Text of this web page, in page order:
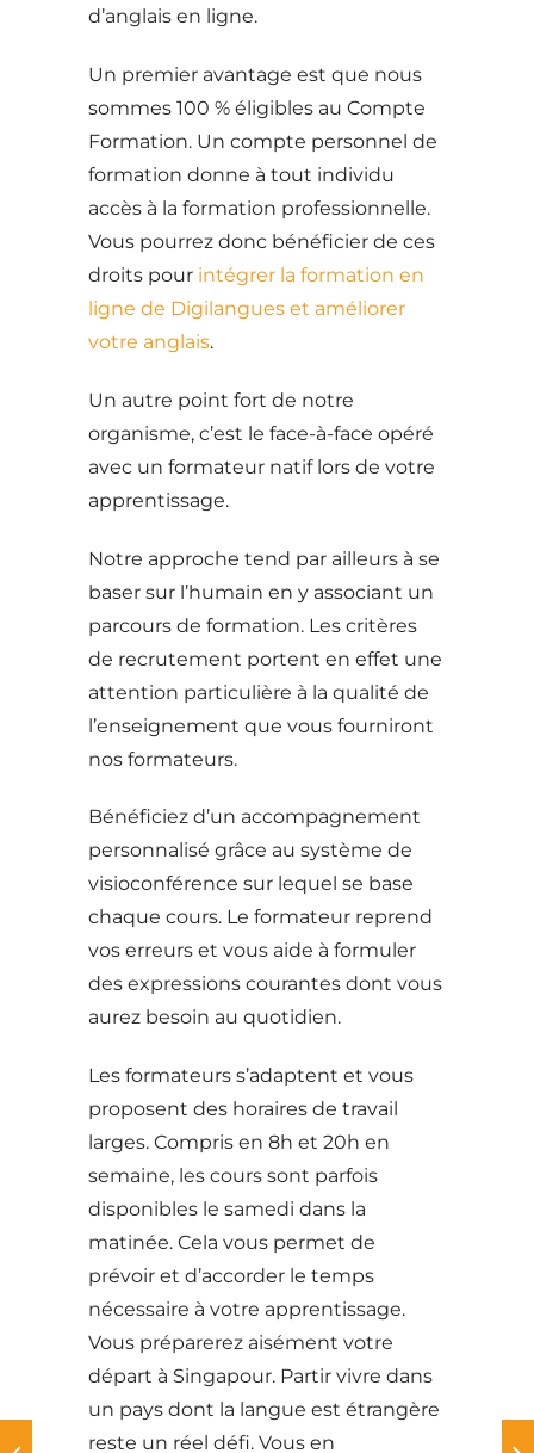
d’anglais en ligne.
Un premier avantage est que nous
sommes 100 % éligibles au Compte
Formation. Un compte personnel de
formation donne à tout individu
accès à la formation professionnelle.
Vous pourrez donc bénéficier de ces
droits pour intégrer la formation en
ligne de Digilangues et améliorer
votre anglais.
Un autre point fort de notre
organisme, c’est le face-à-face opéré
avec un formateur natif lors de votre
apprentissage.
Notre approche tend par ailleurs à se
baser sur l’humain en y associant un
parcours de formation. Les critères
de recrutement portent en effet une
attention particulière à la qualité de
l’enseignement que vous fourniront
nos formateurs.
Bénéficiez d’un accompagnement
personnalisé grâce au système de
visioconférence sur lequel se base
chaque cours. Le formateur reprend
vos erreurs et vous aide à formuler
des expressions courantes dont vous
aurez besoin au quotidien.
Les formateurs s’adaptent et vous
proposent des horaires de travail
larges. Compris en 8h et 20h en
semaine, les cours sont parfois
disponibles le samedi dans la
matinée. Cela vous permet de
prévoir et d’accorder le temps
nécessaire à votre apprentissage.
Vous préparerez aisément votre
départ à Singapour. Partir vivre dans
un pays dont la langue est étrangère
reste un réel défi. Vous en